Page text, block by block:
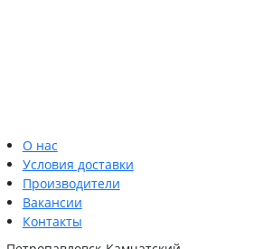
О нас
Условия доставки
Производители
Вакансии
Контакты